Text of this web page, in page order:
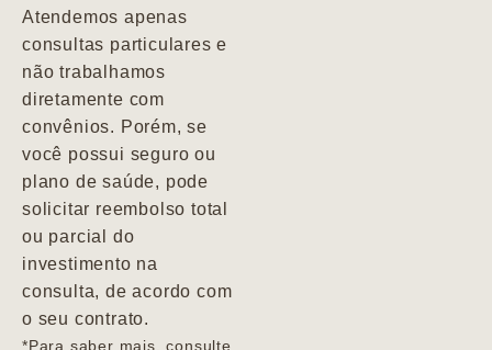
Atendemos apenas
consultas particulares e
não trabalhamos
diretamente com
convênios. Porém, se
você possui seguro ou
plano de saúde, pode
solicitar reembolso total
ou parcial do
investimento na
consulta, de acordo com
o seu contrato.
*Para saber mais, consulte